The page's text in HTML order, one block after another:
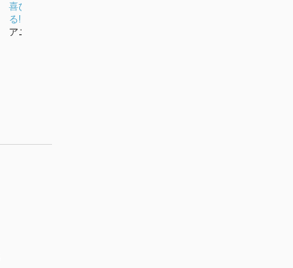
喜びから人生を生き
る! 10周年記念版
アニータ・ムアジ...